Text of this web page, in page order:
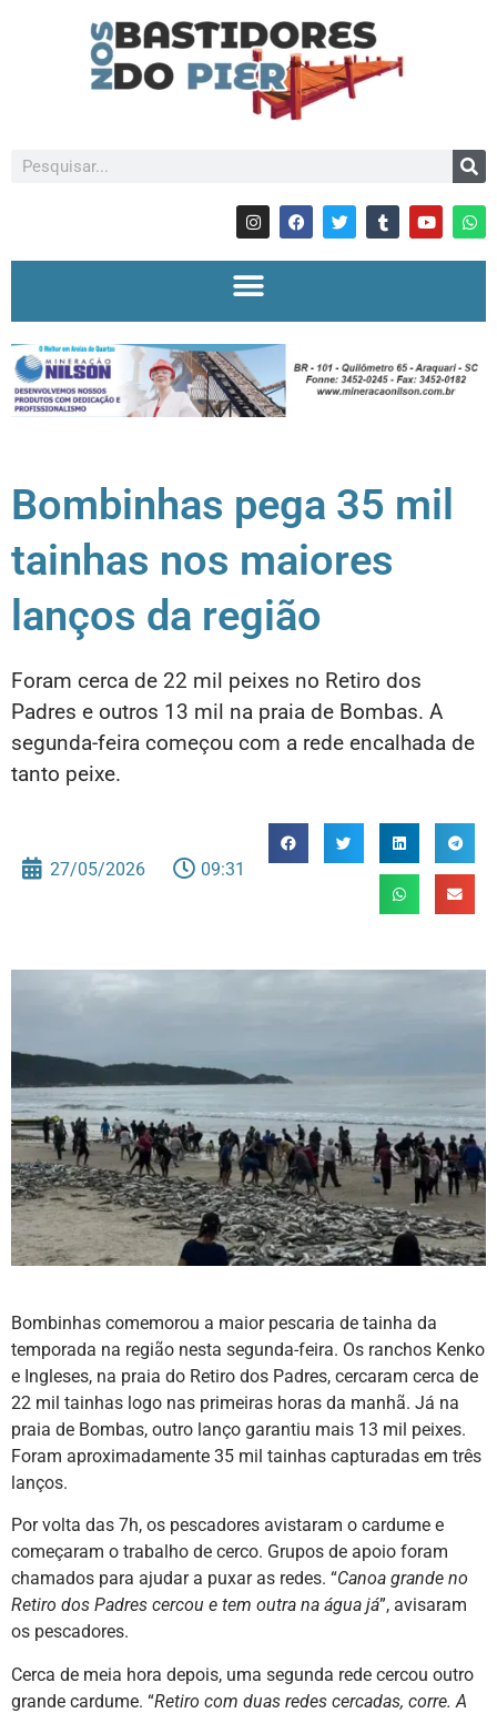
Bombinhas pega 35 mil
tainhas nos maiores
lanços da região
Foram cerca de 22 mil peixes no Retiro dos
Padres e outros 13 mil na praia de Bombas. A
segunda-feira começou com a rede encalhada de
tanto peixe.
27/05/2026 09:31
Bombinhas comemorou a maior pescaria de tainha da
temporada na região nesta segunda-feira. Os ranchos Kenko
e Ingleses, na praia do Retiro dos Padres, cercaram cerca de
22 mil tainhas logo nas primeiras horas da manhã. Já na
praia de Bombas, outro lanço garantiu mais 13 mil peixes.
Foram aproximadamente 35 mil tainhas capturadas em três
lanços.
Por volta das 7h, os pescadores avistaram o cardume e
começaram o trabalho de cerco. Grupos de apoio foram
chamados para ajudar a puxar as redes. “Canoa grande no
Retiro dos Padres cercou e tem outra na água já”, avisaram
os pescadores.
Cerca de meia hora depois, uma segunda rede cercou outro
grande cardume. “Retiro com duas redes cercadas, corre. A